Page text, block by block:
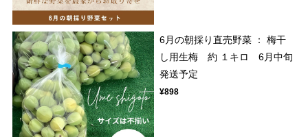
6月の朝採り直売野菜 ： 梅干
し用生梅 約 １キロ 6月中旬
発送予定
¥898